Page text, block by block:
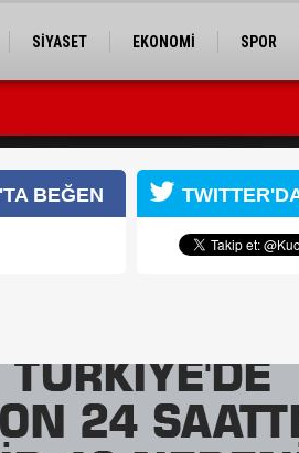
SİYASET EKONOMİ SPOR
hayatını kaybetti
BEĞEN